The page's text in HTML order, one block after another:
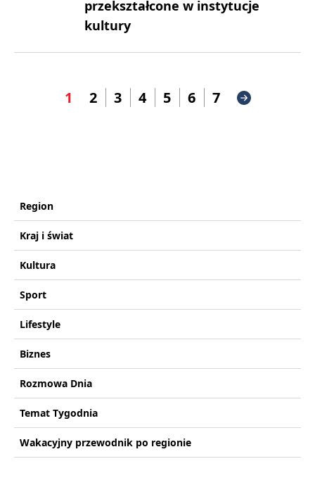
przekształcone w instytucje
kultury
1 2 3 4 5 6 7
Region
Kraj i świat
Kultura
Sport
Lifestyle
Biznes
Rozmowa Dnia
Temat Tygodnia
Wakacyjny przewodnik po regionie